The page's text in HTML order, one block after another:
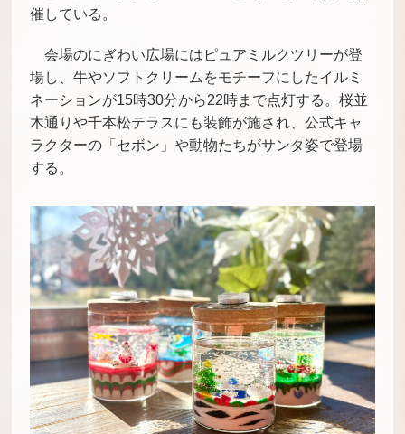
催している。
会場のにぎわい広場にはピュアミルクツリーが登
場し、牛やソフトクリームをモチーフにしたイルミ
ネーションが15時30分から22時まで点灯する。桜並
木通りや千本松テラスにも装飾が施され、公式キャ
ラクターの「セボン」や動物たちがサンタ姿で登場
する。